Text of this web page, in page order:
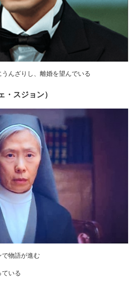
んざりし、離婚を望んでいる
・スジョン）
物語が進む
ている